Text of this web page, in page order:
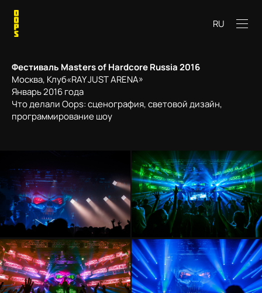
RU
Фестиваль Masters of Hardcore Russia 2016
Москва, Клуб«RAY JUST ARENA»
Январь 2016 года
Что делали Oops: сценография, световой дизайн,
программирование шоу